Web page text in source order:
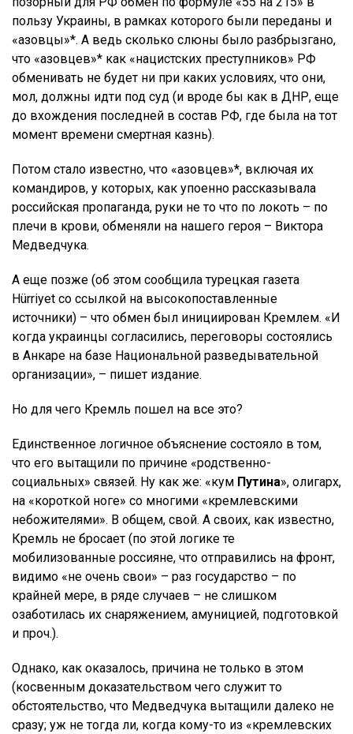
пользу Украины, в рамках которого были переданы и
«азовцы»*. А ведь сколько слюны было разбрызгано,
что «азовцев»* как «нацистских преступников» РФ
обменивать не будет ни при каких условиях, что они,
мол, должны идти под суд (и вроде бы как в ДНР, еще
до вхождения последней в состав РФ, где была на тот
момент времени смертная казнь).
Потом стало известно, что «азовцев»*, включая их
командиров, у которых, как упоенно рассказывала
российская пропаганда, руки не то что по локоть – по
плечи в крови, обменяли на нашего героя – Виктора
Медведчука.
А еще позже (об этом сообщила турецкая газета
Hürriyet со ссылкой на высокопоставленные
источники) – что обмен был инициирован Кремлем. «И
когда украинцы согласились, переговоры состоялись
в Анкаре на базе Национальной разведывательной
организации», – пишет издание.
Но для чего Кремль пошел на все это?
Единственное логичное объяснение состояло в том,
что его вытащили по причине «родственно-
социальных» связей. Ну как же: «кум Путина», олигарх,
на «короткой ноге» со многими «кремлевскими
небожителями». В общем, свой. А своих, как известно,
Кремль не бросает (по этой логике те
мобилизованные россияне, что отправились на фронт,
видимо «не очень свои» – раз государство – по
крайней мере, в ряде случаев – не слишком
озаботилась их снаряжением, амуницией, подготовкой
и проч.).
Однако, как оказалось, причина не только в этом
(косвенным доказательством чего служит то
обстоятельство, что Медведчука вытащили далеко не
сразу; уж не тогда ли, когда кому-то из «кремлевских